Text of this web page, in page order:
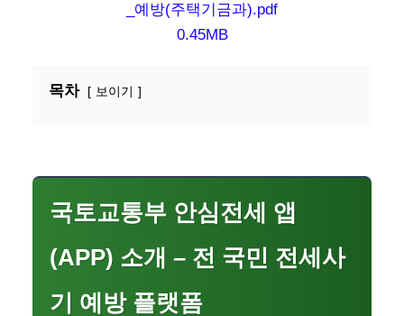
_예방(주택기금과).pdf
0.45MB
목차 보이기
국토교통부 안심전세 앱
(APP) 소개 – 전 국민 전세사
기 예방 플랫폼